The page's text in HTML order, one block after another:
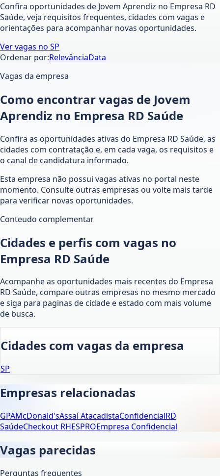
Confira oportunidades de Jovem Aprendiz no Empresa RD
Saúde, veja requisitos frequentes, cidades com vagas e
orientações para acompanhar novas oportunidades.
Ver vagas no SP
Ordenar por:RelevânciaData
Vagas da empresa
Como encontrar vagas de Jovem
Aprendiz no Empresa RD Saúde
Confira as oportunidades ativas do Empresa RD Saúde, as
cidades com contratação e, em cada vaga, os requisitos e
o canal de candidatura informado.
Esta empresa não possui vagas ativas no portal neste
momento. Consulte outras empresas ou volte mais tarde
para verificar novas oportunidades.
Conteudo complementar
Cidades e perfis com vagas no
Empresa RD Saúde
Acompanhe as oportunidades mais recentes do Empresa
RD Saúde, compare outras empresas no mesmo mercado
e siga para paginas de cidade e estado com mais volume
de busca.
Cidades com vagas da empresa
SP
Empresas relacionadas
GPAMcDonald'sAssaí AtacadistaConfidencialRD
SaúdeCheckout RHESPROEmpresa Confidencial
Vagas parecidas
Perguntas frequentes